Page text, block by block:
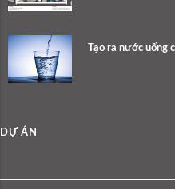
Tạo ra nước uống
DỰ ÁN